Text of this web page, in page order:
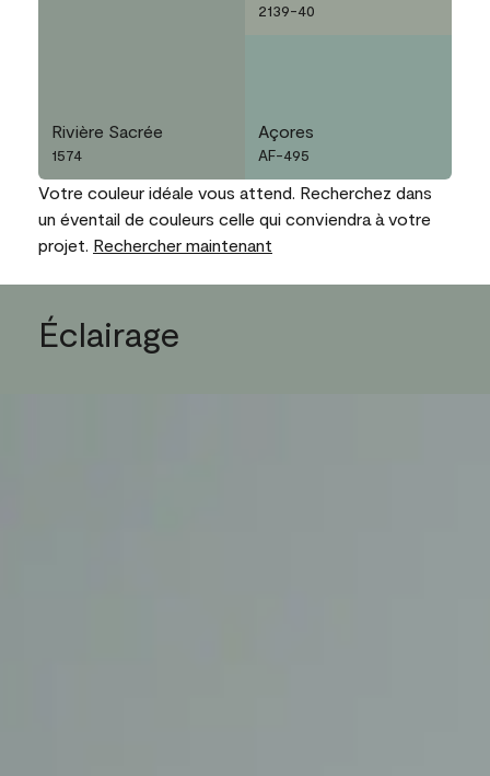
Rivière Sacrée
1574
2139-40
Açores
AF-495
Votre couleur idéale vous attend. Recherchez dans
un éventail de couleurs celle qui conviendra à votre
projet. Rechercher maintenant
Éclairage